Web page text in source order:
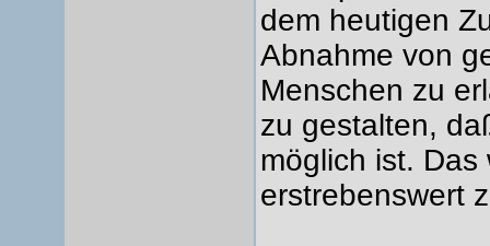
dem heutigen
Abnahme von
Menschen zu
zu gestalten,
möglich ist.
erstrebenswert